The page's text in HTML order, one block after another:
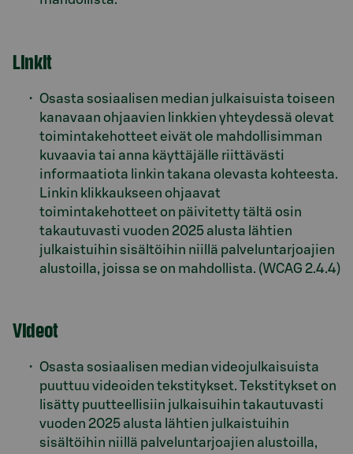
Linkit
Osasta sosiaalisen median julkaisuista toiseen
kanavaan ohjaavien linkkien yhteydessä olevat
toimintakehotteet eivät ole mahdollisimman
kuvaavia tai anna käyttäjälle riittävästi
informaatiota linkin takana olevasta kohteesta.
Linkin klikkaukseen ohjaavat
toimintakehotteet on päivitetty tältä osin
takautuvasti vuoden 2025 alusta lähtien
julkaistuihin sisältöihin niillä palveluntarjoajien
alustoilla, joissa se on mahdollista. (WCAG 2.4.4)
Videot
Osasta sosiaalisen median videojulkaisuista
puuttuu videoiden tekstitykset. Tekstitykset on
lisätty puutteellisiin julkaisuihin takautuvasti
vuoden 2025 alusta lähtien julkaistuihin
sisältöihin niillä palveluntarjoajien alustoilla,